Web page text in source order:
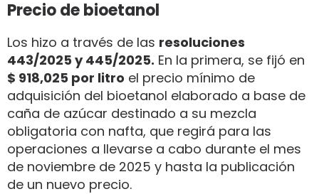
Precio de bioetanol
Los hizo a través de las resoluciones
443/2025 y 445/2025. En la primera, se fijó en
$ 918,025 por litro el precio mínimo de
adquisición del bioetanol elaborado a base de
caña de azúcar destinado a su mezcla
obligatoria con nafta, que regirá para las
operaciones a llevarse a cabo durante el mes
de noviembre de 2025 y hasta la publicación
de un nuevo precio.